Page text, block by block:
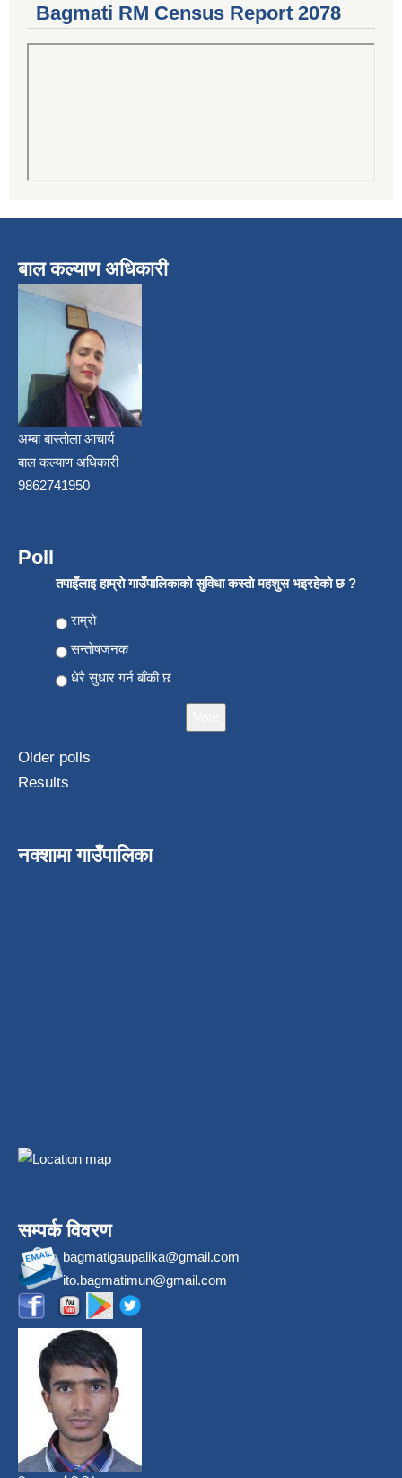
Bagmati RM Census Report 2078
बाल कल्याण अधिकारी
अम्बा बास्तोला आचार्य
बाल कल्याण अधिकारी
9862741950
Poll
तपाइँलाइ हाम्राे गाउँपालिकाकाे सुविधा कस्ताे महशुस भइरहेकाे छ ?
Choices
राम्राे
सन्ताेषजनक
धेरै सुधार गर्न बाँकी छ
Older polls
Results
नक्शामा गाउँपालिका
सम्पर्क विवरण
bagmatigaupalika@gmail.com
ito.bagmatimun@gmail.com